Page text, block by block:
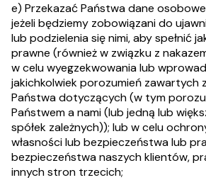
e) Przekazać Państwa dane
jeżeli będziemy zobowiązani do
lub podzielenia się nimi, aby spełnić
prawne (również w związku z
w celu wyegzekwowania lub
jakichkolwiek porozumień zawartych
Państwa dotyczących (w tym
Państwem a nami (lub jedną lub
spółek zależnych)); lub w celu
własności lub bezpieczeństwa lub
bezpieczeństwa naszych klientów,
innych stron trzecich;